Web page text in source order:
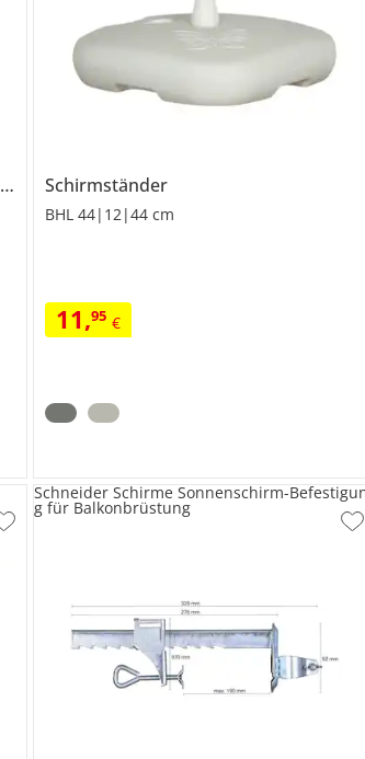
GranitoSchirmständer
BHL 44|12|44 cm
11,95 €
Schneider Schirme Sonnenschirm-
g für Balkonbrüstung